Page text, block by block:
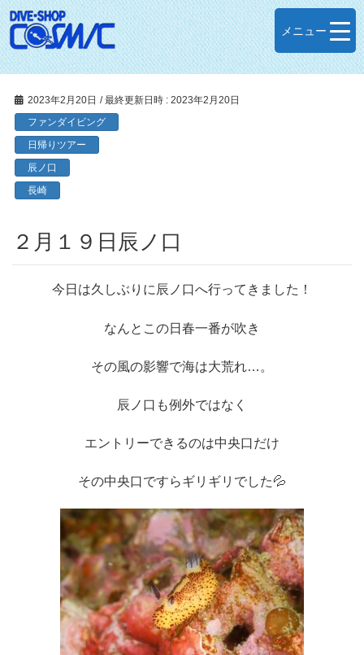
メニュー
2023年2月20日 / 最終更新日時 : 2023年2月20日
ファンダイビング
日帰りツアー
辰ノ口
長崎
２月１９日辰ノ口
今日は久しぶりに辰ノ口へ行ってきました！
なんとこの日春一番が吹き
その風の影響で海は大荒れ…。
辰ノ口も例外ではなく
エントリーできるのは中央口だけ
その中央口ですらギリギリでした💦